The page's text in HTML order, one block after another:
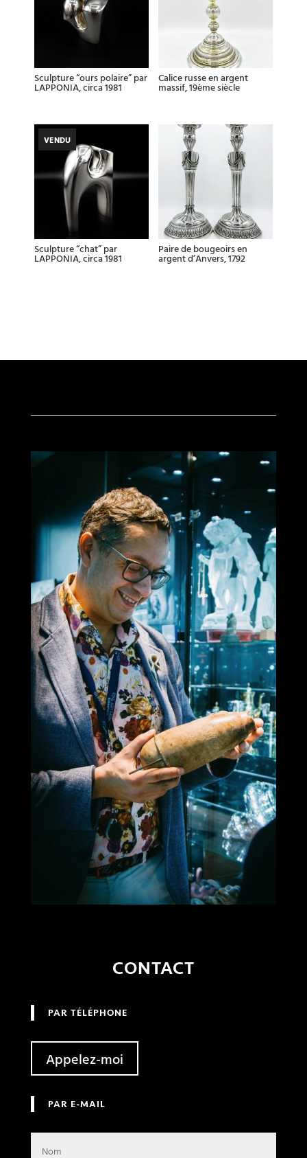
Sculpture “ours polaire” par
LAPPONIA, circa 1981
Calice russe en argent
massif, 19ème siècle
VENDU
Sculpture “chat” par
LAPPONIA, circa 1981
Paire de bougeoirs en
argent d’Anvers, 1792
CONTACT
PAR TÉLÉPHONE
Appelez-moi
PAR E-MAIL